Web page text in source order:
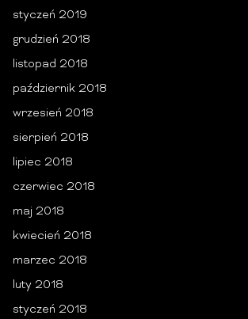
styczeń 2019
grudzień 2018
listopad 2018
październik 2018
wrzesień 2018
sierpień 2018
lipiec 2018
czerwiec 2018
maj 2018
kwiecień 2018
marzec 2018
luty 2018
styczeń 2018